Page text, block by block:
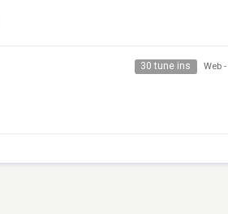
30 tune ins Web -